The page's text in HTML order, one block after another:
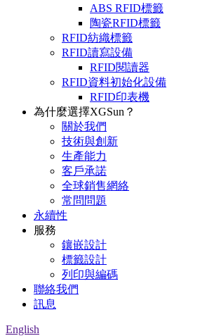
ABS RFID標籤
陶瓷RFID標籤
RFID紡織標籤
RFID讀寫設備
RFID閱讀器
RFID資料初始化設備
RFID印表機
為什麼選擇XGSun？
關於我們
技術與創新
生產能力
客戶承諾
全球銷售網絡
常問問題
永續性
服務
鑲嵌設計
標籤設計
列印與編碼
聯絡我們
訊息
English